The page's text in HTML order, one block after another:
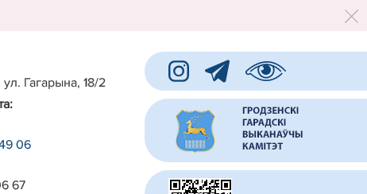
Гагарына, 18/2
06
67